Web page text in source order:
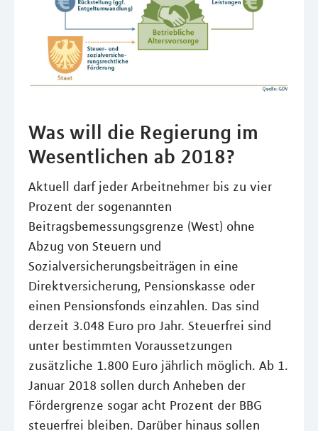
Was will die Regierung im
Wesentlichen ab 2018?
Aktuell darf jeder Arbeitnehmer bis zu vier
Prozent der sogenannten
Beitragsbemessungsgrenze (West) ohne
Abzug von Steuern und
Sozialversicherungsbeiträgen in eine
Direktversicherung, Pensionskasse oder
einen Pensionsfonds einzahlen. Das sind
derzeit 3.048 Euro pro Jahr. Steuerfrei sind
unter bestimmten Voraussetzungen
zusätzliche 1.800 Euro jährlich möglich. Ab 1.
Januar 2018 sollen durch Anheben der
Fördergrenze sogar acht Prozent der BBG
steuerfrei bleiben. Darüber hinaus sollen